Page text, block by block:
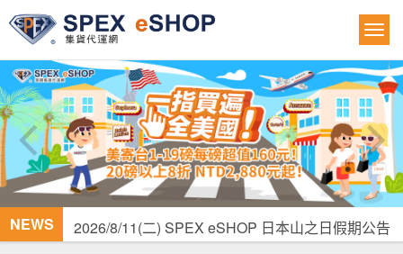
NEWS
2026/8/11(二) SPEX eSHOP 日本山之日假期公告